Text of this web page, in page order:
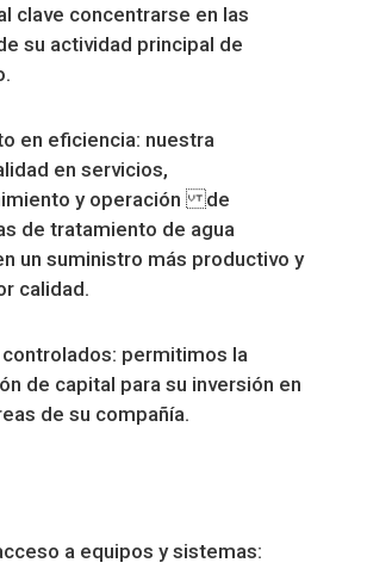
clave concentrarse en las
su actividad principal de
en eficiencia: nuestra
en servicios,
y operación de
de tratamiento de agua
un suministro más productivo y
calidad.
permitimos la
de capital para su inversión en
de su compañía.
a equipos y sistemas: